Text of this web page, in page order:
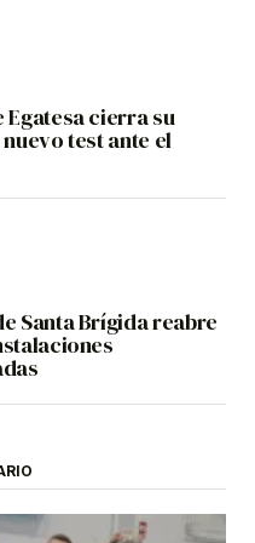
Egatesa cierra su
test ante el
Santa Brígida reabre